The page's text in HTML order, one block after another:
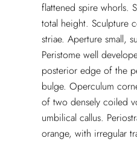
flattened spire whorls.
total height. Sculpture
striae. Aperture small,
Peristome well
posterior edge of the
bulge. Operculum
of two densely coiled
umbilical callus.
orange, with irregular